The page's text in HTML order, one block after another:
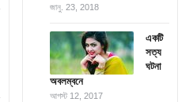
জানু. 23, 2018
একটি
সত্য
ঘটনা
অবলম্বনে
আগস্ট 12, 2017